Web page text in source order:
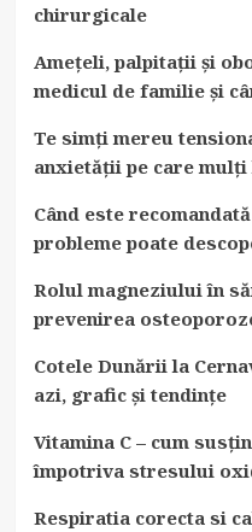
chirurgicale
Amețeli, palpitații și
medicul de familie și
Te simți mereu
anxietății pe care
Când este
probleme poate
Rolul magneziului în
prevenirea
Cotele Dunării la
azi, grafic și tendințe
Vitamina C – cum
împotriva stresului
Respiratia corecta si